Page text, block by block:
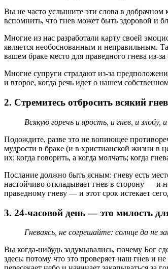
Вы не часто услышите эти слова в
вспомнить, что гнев может быть здоровой и
Многие из нас разработали карту своей
является необоснованным и неправильным.
вашем браке место для праведного гнева из-
Многие супруги страдают из-за
и второе, когда речь идет о нашем
2. Стремитесь отбросить всякий
Всякую горечь и ярость, и гнев, и
Подождите, разве это не вопиющее
мудрости в браке (и в христианской жизни в
их; когда говорить, а когда молчать; когда
Послание должно быть ясным: гневу есть
настойчиво откладывает гнев в сторону — и
праведному гневу — и этот срок истекает
3. 24-часовой день — это милость
Гневаясь, не согрешайте: солнце да не
Вы когда-нибудь задумывались, почему Бог
здесь: потому что это проверяет наш гнев и